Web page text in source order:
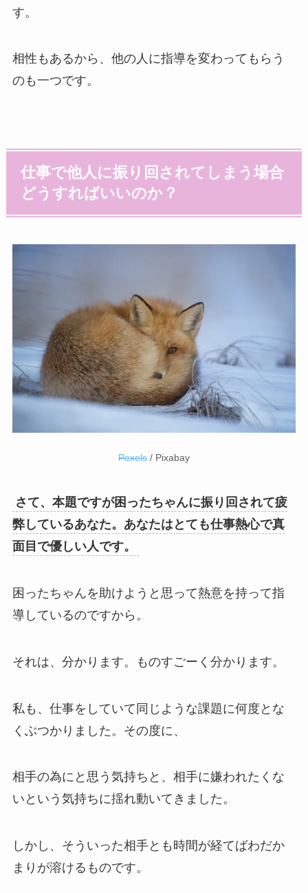
す。
相性もあるから、他の人に指導を変わってもらう
のも一つです。
仕事で他人に振り回されてしまう場合
どうすればいいのか？
Pexels / Pixabay
さて、本題ですが困ったちゃんに振り回されて疲
弊しているあなた。あなたはとても仕事熱心で真
面目で優しい人です。
困ったちゃんを助けようと思って熱意を持って指
導しているのですから。
それは、分かります。ものすごーく分かります。
私も、仕事をしていて同じような課題に何度とな
くぶつかりました。その度に、
相手の為にと思う気持ちと、相手に嫌われたくな
いという気持ちに揺れ動いてきました。
しかし、そういった相手とも時間が経てばわだか
まりが溶けるものです。